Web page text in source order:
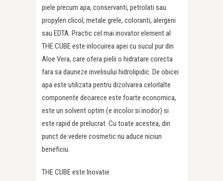
piele precum apa, conservanti, petrolati sau
propylen clicol, metale grele, coloranti, alergeni
sau EDTA. Practic cel mai inovator element al
THE CUBE este inlocuirea apei cu sucul pur din
Aloe Vera, care ofera pielii o hidratare corecta
fara sa dauneze invelisului hidrolipidic. De obicei
apa este utilizata pentru dizolvarea celorlalte
componente deoarece este foarte economica,
este un solvent optim (e incolor si inodor) si
este rapid de prelucrat. Cu toate acestea, din
punct de vedere cosmetic nu aduce niciun
beneficiu.
THE CUBE este Inovatie